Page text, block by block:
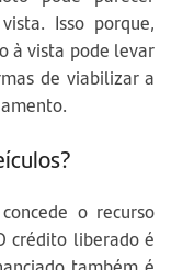
Isso porque,
à vista pode levar
de viabilizar a
o recurso
crédito liberado é